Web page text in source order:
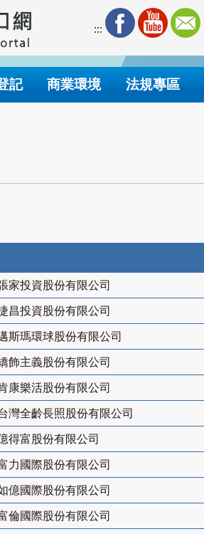
:::
記 商業環境 法規專區
家投資股份有限公司
昌投資股份有限公司
斯瑪環球股份有限公司
飾主義股份有限公司
康樂活股份有限公司
灣全齡長照股份有限公司
得富股份有限公司
力國際股份有限公司
億國際股份有限公司
倫國際股份有限公司